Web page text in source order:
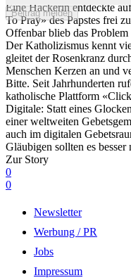
Beitrag melden
Eine Hackerin entdeckte
To Pray» des Papstes frei
Offenbar blieb das Problem
Der Katholizismus kennt
gleitet der Rosenkranz
Menschen Kerzen an und
Bitte. Seit Jahrhunderten
katholische Plattform
Digitale: Statt eines
einer weltweiten
auch im digitalen
Gläubigen sollten es besser
Zur Story
0
0
Newsletter
Werbung / PR
Jobs
Impressum